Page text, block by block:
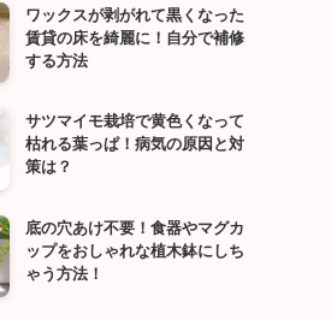
ワックスが剥がれて黒くなった
賃貸の床を綺麗に！自分で補修
する方法
サツマイモ栽培で黄色くなって
枯れる葉っぱ！病気の原因と対
策は？
底の穴あけ不要！食器やマグカ
ップをおしゃれな植木鉢にしち
ゃう方法！